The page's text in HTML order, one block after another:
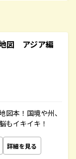
図 アジア編
図本！国境や州、
もイキイキ！
詳細を見る